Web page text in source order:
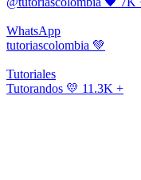
WhatsApp
tutoriascolombia 💚
Tutoriales
Tutorandos 💛 11.3K +